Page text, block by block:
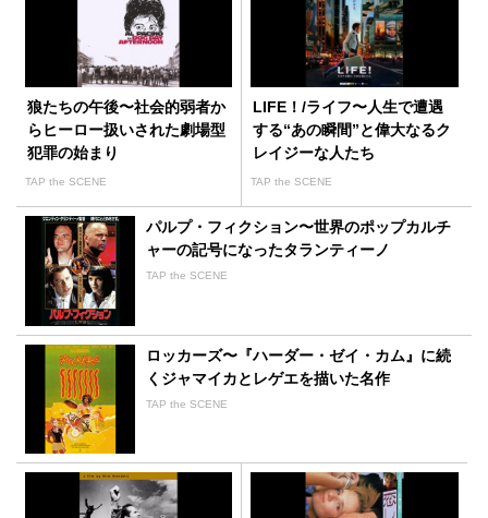
狼たちの午後〜社会的弱者か
らヒーロー扱いされた劇場型
犯罪の始まり
TAP the SCENE
LIFE！/ライフ〜人生で遭遇
する“あの瞬間”と偉大なるク
レイジーな人たち
TAP the SCENE
パルプ・フィクション〜世界のポップカルチ
ャーの記号になったタランティーノ
TAP the SCENE
ロッカーズ〜『ハーダー・ゼイ・カム』に続
くジャマイカとレゲエを描いた名作
TAP the SCENE